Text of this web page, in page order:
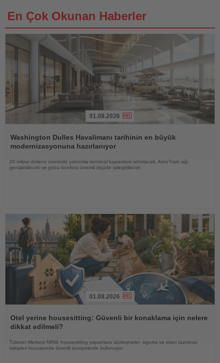
En Çok Okunan Haberler
Oku
01.08.2026
Washington Dulles Havalimanı tarihinin en büyük
modernizasyonuna hazırlanıyor
20 milyar doların üzerinde yatırımla terminal kapasitesi artırılacak, AeroTrain ağı
genişletilecek ve yolcu konforu önemli ölçüde iyileştirilecek
Oku
01.08.2026
Otel yerine housesitting: Güvenli bir konaklama için nelere
dikkat edilmeli?
Tüketici Merkezi NRW, housesitting yapanlara sözleşmeler, sigorta ve olası tazminat
talepleri konusunda önemli tavsiyelerde bulunuyor